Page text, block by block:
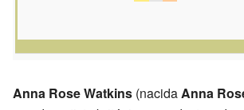
Anna Rose Watkins (nacidaAnna